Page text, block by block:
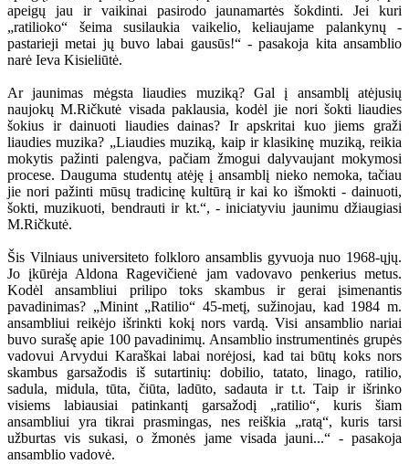
apeigų jau ir vaikinai pasirodo jaunamartės šokdinti. Jei kuri
„ratilioko“ šeima susilaukia vaikelio, keliaujame palankynų -
pastarieji metai jų buvo labai gausūs!“ - pasakoja kita ansamblio
narė Ieva Kisieliūtė.
Ar jaunimas mėgsta liaudies muziką? Gal į ansamblį atėjusių
naujokų M.Ričkutė visada paklausia, kodėl jie nori šokti liaudies
šokius ir dainuoti liaudies dainas? Ir apskritai kuo jiems graži
liaudies muzika? „Liaudies muziką, kaip ir klasikinę muziką, reikia
mokytis pažinti palengva, pačiam žmogui dalyvaujant mokymosi
procese. Dauguma studentų atėję į ansamblį nieko nemoka, tačiau
jie nori pažinti mūsų tradicinę kultūrą ir kai ko išmokti - dainuoti,
šokti, muzikuoti, bendrauti ir kt.“, - iniciatyviu jaunimu džiaugiasi
M.Ričkutė.
Šis Vilniaus universiteto folkloro ansamblis gyvuoja nuo 1968-ųjų.
Jo įkūrėja Aldona Ragevičienė jam vadovavo penkerius metus.
Kodėl ansambliui prilipo toks skambus ir gerai įsimenantis
pavadinimas? „Minint „Ratilio“ 45-metį, sužinojau, kad 1984 m.
ansambliui reikėjo išrinkti kokį nors vardą. Visi ansamblio nariai
buvo surašę apie 100 pavadinimų. Ansamblio instrumentinės grupės
vadovui Arvydui Karaškai labai norėjosi, kad tai būtų koks nors
skambus garsažodis iš sutartinių: dobilio, tatato, linago, ratilio,
sadula, midula, tūta, čiūta, ladūto, sadauta ir t.t. Taip ir išrinko
visiems labiausiai patinkantį garsažodį „ratilio“, kuris šiam
ansambliui yra tikrai prasmingas, nes reiškia „ratą“, kuris tarsi
užburtas vis sukasi, o žmonės jame visada jauni...“ - pasakoja
ansamblio vadovė.